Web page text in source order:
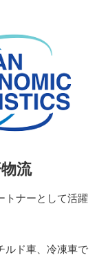
流
トナーとして活躍
ルド車、冷凍車で